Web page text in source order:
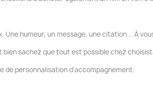
humeur, un message, une citation... À
sachez que tout est possible chez
de personnalisation d'accompagnement.